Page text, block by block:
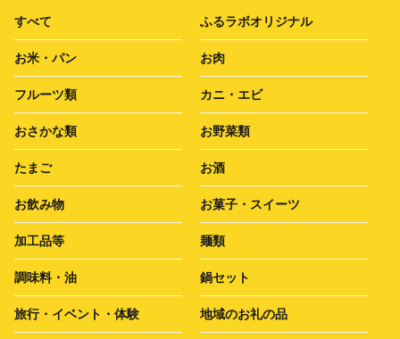
すべて ふるラボオリジナル
お米・パン お肉
フルーツ類 カニ・エビ
おさかな類 お野菜類
たまご お酒
お飲み物 お菓子・スイーツ
加工品等 麺類
調味料・油 鍋セット
旅行・イベント・体験 地域のお礼の品